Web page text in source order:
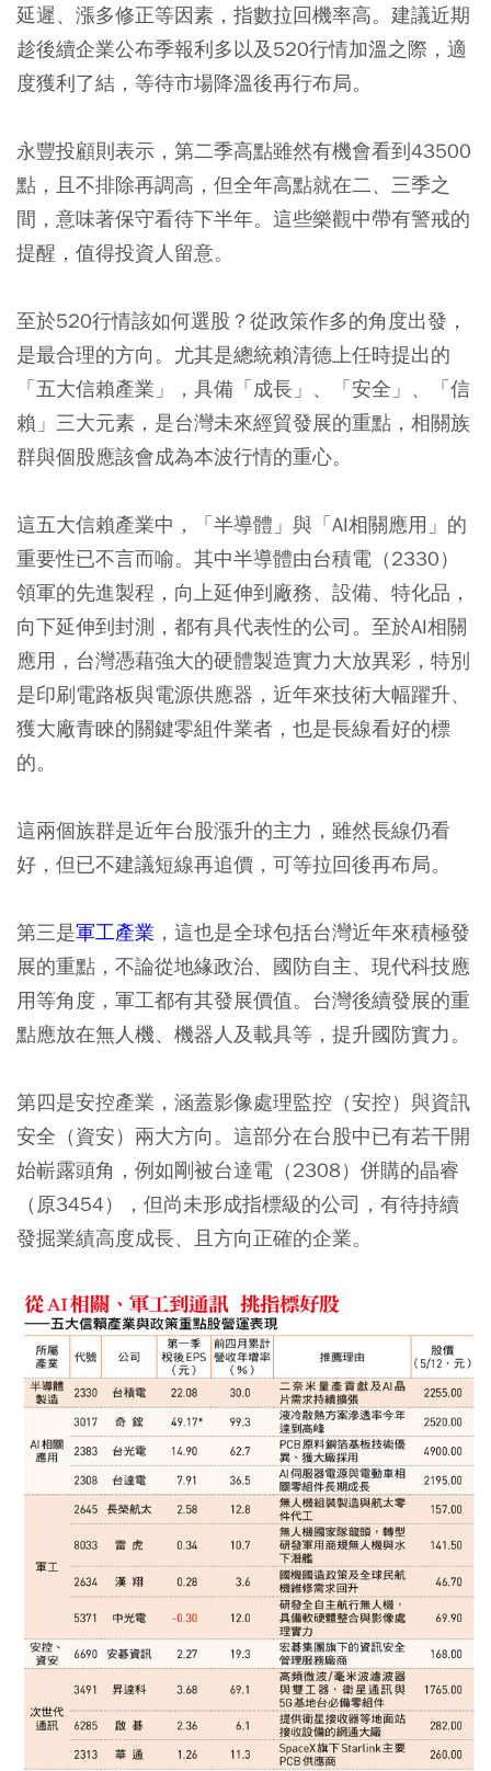
延遲、漲多修正等因素，指數拉回機率高。建議近期
趁後續企業公布季報利多以及520行情加溫之際，適
度獲利了結，等待市場降溫後再行布局。
永豐投顧則表示，第二季高點雖然有機會看到43500
點，且不排除再調高，但全年高點就在二、三季之
間，意味著保守看待下半年。這些樂觀中帶有警戒的
提醒，值得投資人留意。
至於520行情該如何選股？從政策作多的角度出發，
是最合理的方向。尤其是總統賴清德上任時提出的
「五大信賴產業」，具備「成長」、「安全」、「信
賴」三大元素，是台灣未來經貿發展的重點，相關族
群與個股應該會成為本波行情的重心。
這五大信賴產業中，「半導體」與「AI相關應用」的
重要性已不言而喻。其中半導體由台積電（2330）
領軍的先進製程，向上延伸到廠務、設備、特化品，
向下延伸到封測，都有具代表性的公司。至於AI相關
應用，台灣憑藉強大的硬體製造實力大放異彩，特別
是印刷電路板與電源供應器，近年來技術大幅躍升、
獲大廠青睞的關鍵零組件業者，也是長線看好的標
的。
這兩個族群是近年台股漲升的主力，雖然長線仍看
好，但已不建議短線再追價，可等拉回後再布局。
第三是軍工產業 ，這也是全球包括台灣近年來積極發
展的重點，不論從地緣政治、國防自主、現代科技應
用等角度，軍工都有其發展價值。台灣後續發展的重
點應放在無人機、機器人及載具等，提升國防實力。
第四是安控產業，涵蓋影像處理監控（安控）與資訊
安全（資安）兩大方向。這部分在台股中已有若干開
始嶄露頭角，例如剛被台達電（2308）併購的晶睿
（原3454），但尚未形成指標級的公司，有待持續
發掘業績高度成長、且方向正確的企業。